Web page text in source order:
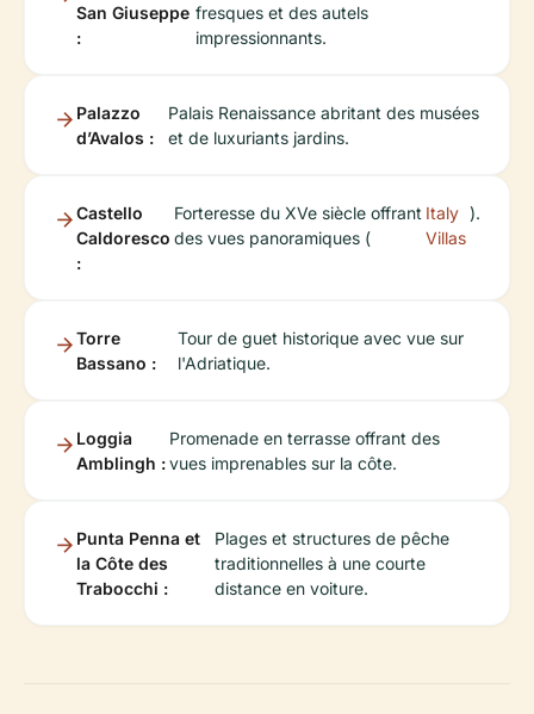
San Giuseppe
:
fresques et des autels
impressionnants.
Palazzo
d’Avalos :
Palais Renaissance abritant des musées
et de luxuriants jardins.
Castello
Caldoresco
:
Forteresse du XVe siècle offrant
des vues panoramiques (
Italy
Villas
).
Torre
Bassano :
Tour de guet historique avec vue sur
l'Adriatique.
Loggia
Amblingh :
Promenade en terrasse offrant des
vues imprenables sur la côte.
Punta Penna et
la Côte des
Trabocchi :
Plages et structures de pêche
traditionnelles à une courte
distance en voiture.